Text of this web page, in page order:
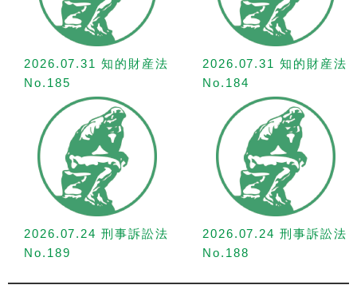
2026.07.31 知的財産法
No.185
2026.07.31 知的財産法
No.184
2026.07.24 刑事訴訟法
No.189
2026.07.24 刑事訴訟法
No.188